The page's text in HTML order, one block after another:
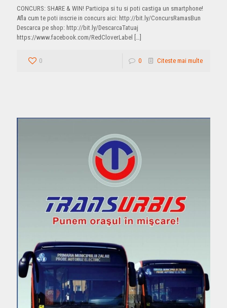
CONCURS: SHARE & WIN! Participa si tu si poti castiga un smartphone!
Afla cum te poti inscrie in concurs aici: http://bit.ly/ConcursRamasBun
Descarca pe shop: http://bit.ly/DescarcaTatuaj
https://www.facebook.com/RedCloverLabel
0 0 Citeste mai multe